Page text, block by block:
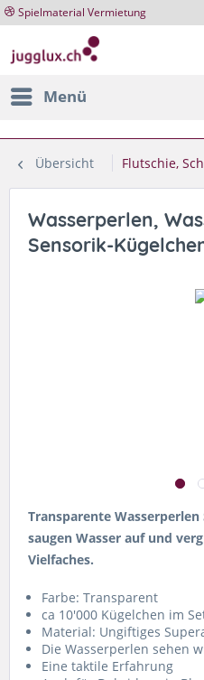
Spielmaterial Vermietung
Menü
Übersicht Flutschie,
Wasserperlen,
Sensorik-
Transparente Wasserperlen
saugen Wasser auf und
Vielfaches.
Farbe: Transparent
ca 10'000 Kügelchen im
Material: Ungiftiges
Die Wasserperlen sehen
Eine taktile Erfahrung